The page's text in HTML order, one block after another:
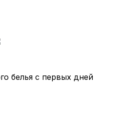
белья с первых дней